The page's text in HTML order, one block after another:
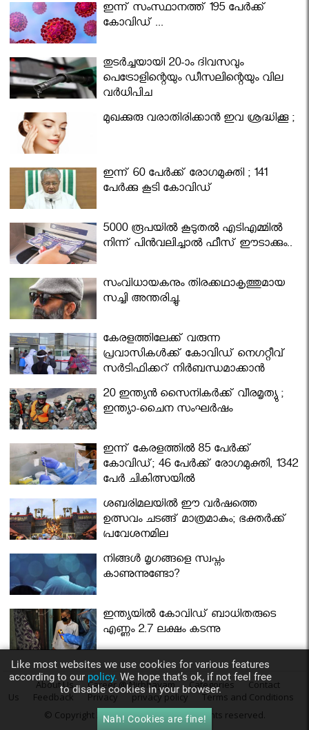
ഇന്ന് സംസ്ഥാനത്ത് 195 പേര്‍ക്ക്
കോവിഡ് ...
തുടർച്ചയായി 20-ാം ദിവസവും
പെട്രോളിന്റെയും ഡീസലിന്റെയും വില
വര്‍ധിപ്പിച്ചു
മുഖക്കുരു വരാതിരിക്കാന്‍ ഇവ ശ്രദ്ധിക്കൂ ;
ഇന്ന് 60 പേർക്ക് രോഗമുക്തി ; 141
പേര്‍ക്കു കൂടി കോവിഡ്
5000 രൂപയിൽ കൂടുതൽ എടിഎമ്മിൽ
നിന്ന് പിൻവലിച്ചാൽ ഫീസ് ഈടാക്കും..
സംവിധായകനും തിരക്കഥാകൃത്തുമായ
സച്ചി അന്തരിച്ചു.
കേരളത്തിലേക്ക് വരുന്ന
പ്രവാസികള്‍ക്ക് കോവിഡ് നെഗറ്റീവ്
സര്‍ട്ടിഫിക്കറ്റ് നിർബന്ധമാക്കാൻ
മന്ത്രിസഭ
20 ഇന്ത്യൻ സൈനികർക്ക് വീരമൃത്യു ;
ഇന്ത്യാ-ചൈന സംഘർഷം
ഇന്ന് കേരളത്തിൽ 85 പേർക്ക്
കോവിഡ്; 46 പേർക്ക് രോഗമുക്തി, 1342
പേർ ചികിത്സയിൽ
ശബരിമലയില്‍ ഈ വർഷത്തെ
ഉത്സവം ചടങ്ങ് മാത്രമാകും; ഭക്തർക്ക്
പ്രവേശനമില്ല
നിങ്ങള്‍ മൃഗങ്ങളെ സ്വപ്നം
കാണുന്നുണ്ടോ?
ഇന്ത്യയിൽ കോവിഡ് ബാധിതരുടെ
എണ്ണം 2.7 ലക്ഷം കടന്നു
About Us Career @ Nirbhayam Categories
Contact
Us
Feedback Privacy privacy policy
Terms and Conditions
© Copyright 2016Nirbhayam.com . All rights reserved.
Like most websites we use cookies for various features
according to our policy. We hope that’s ok, if not feel free
to disable cookies in your browser.
Nah! Cookies are fine!